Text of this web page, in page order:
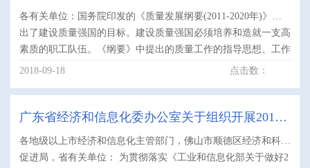
暨知识更新培训的通知
各有关单位：国务院印发的《质量发展纲要(2011-2020年)》提
出了建设质量强国的目标。建设质量强国必须培养和造就一支高
素质的职工队伍。《纲要》中提出的质量工作的指导思想、工作
方针和发展目标及一系列措施，体现了政府对全国企业员工
2018-09-18 点击数：
广东省经济和信息化委办公室关于组织开展2016
年工业企业品牌政策宣讲活动的通知
各地级以上市经济和信息化主管部门，佛山市顺德区经济和科技
促进局，省有关单位： 为贯彻落实《工业和信息化部关于做好2